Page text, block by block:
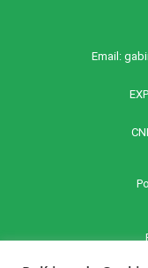
Email: